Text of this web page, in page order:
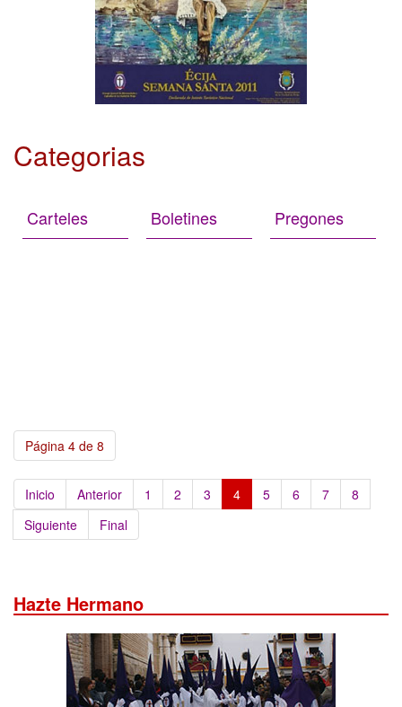
Categorias
Carteles Boletines Pregones
Página 4 de 8
Inicio Anterior 1 2 3 4 5 6 7
8
Siguiente
Final
Hazte Hermano